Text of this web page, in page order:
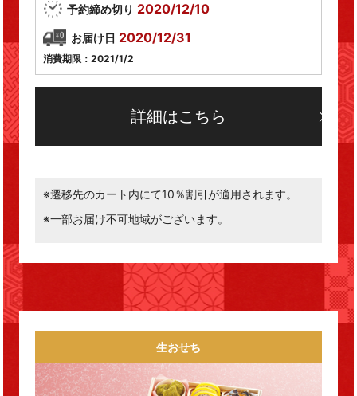
予約締め切り 2020/12/10
お届け日 2020/12/31
消費期限：2021/1/2
詳細はこちら
※遷移先のカート内にて10％割引が適用されます。
※一部お届け不可地域がございます。
生おせち